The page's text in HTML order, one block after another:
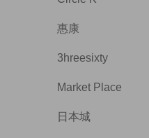
惠康
3hreesixty
Market Place
日本城